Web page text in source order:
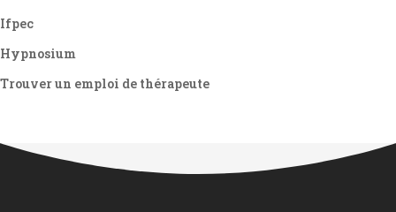
Ifpec
Hypnosium
Trouver un emploi de thérapeute